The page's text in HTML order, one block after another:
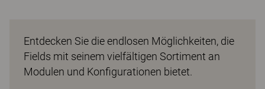
Entdecken Sie die endlosen Möglichkeiten, die
Fields mit seinem vielfältigen Sortiment an
Modulen und Konfigurationen bietet.